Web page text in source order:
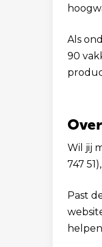
Als
90
Wil jij
747
Past